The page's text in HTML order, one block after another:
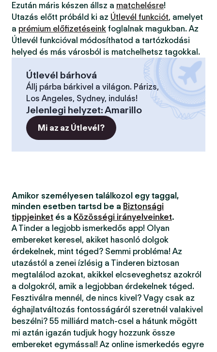
Ezután máris készen állsz a matchelésre!
Utazás előtt próbáld ki az Útlevél funkciót, amelyet
a prémium előfizetéseink foglalnak magukban. Az
Útlevél funkcióval módosíthatod a tartózkodási
helyed és más városból is matchelhetsz tagokkal.
Útlevél bárhová
Állj párba bárkivel a világon. Párizs,
Los Angeles, Sydney, indulás!
Jelenlegi helyzet:Amarillo
Mi az az Útlevél?
Amikor személyesen találkozol egy taggal,
minden esetben tartsd be a Biztonsági
tippjeinket és a Közösségi irányelveinket.
A Tinder a legjobb ismerkedős app! Olyan
embereket keresel, akiket hasonló dolgok
érdekelnek, mint téged? Semmi probléma! Az
utazástól a zenei ízlésig a Tinderen biztosan
megtalálod azokat, akikkel elcseveghetsz azokról
a dolgokról, amik a legjobban érdekelnek téged.
Fesztiválra mennél, de nincs kivel? Vagy csak az
éghajlatváltozás fontosságáról szeretnél valakivel
beszélni? 55 milliárd match-csel a hátunk mögött
mi aztán igazán tudjuk hogy hozzunk össze
embereket egymással! Az online ismerkedés egyre